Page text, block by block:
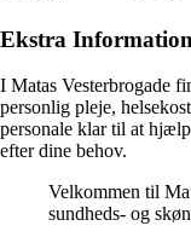
Ekstra Information
I Matas Vesterbrogade
personlig pleje,
personale klar til at
efter dine behov.
Velkommen til
sundheds- og